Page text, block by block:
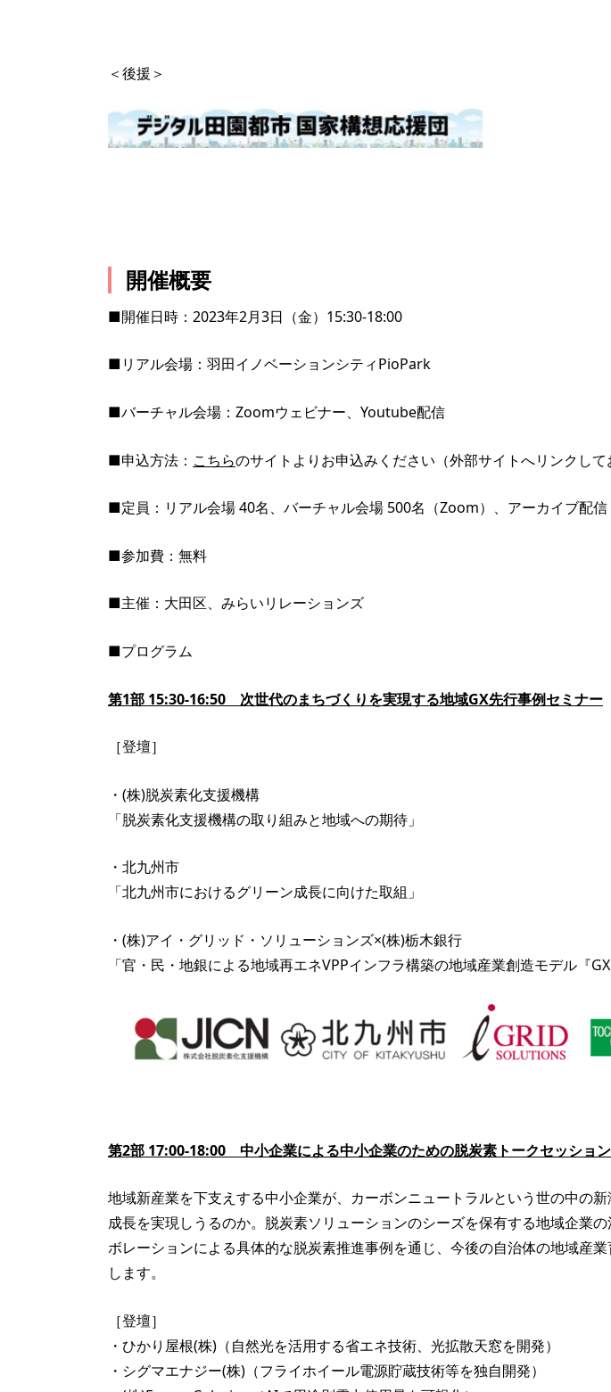
＜後援＞
開催概要
■開催日時：2023年2月3日（金）15:30-18:00
■リアル会場：羽田イノベーションシティPioPark
■バーチャル会場：Zoomウェビナー、Youtube配信
■申込方法： こちらのサイトよりお申込みください（外部サイトへリンクして
■定員：リアル会場 40名、バーチャル会場 500名（Zoom）、アーカイブ配信
■参加費：無料
■主催：大田区、みらいリレーションズ
■プログラム
第1部 15:30-16:50 次世代のまちづくりを実現する地域GX先行事例セミナー
［登壇］
・(株)脱炭素化支援機構
「脱炭素化支援機構の取り組みと地域への期待」
・北九州市
「北九州市におけるグリーン成長に向けた取組」
・(株)アイ・グリッド・ソリューションズ×(株)栃木銀行
「官・民・地銀による地域再エネVPPインフラ構築の地域産業創造モデル『GX
第2部 17:00-18:00 中小企業による中小企業のための脱炭素トークセッション
地域新産業を下支えする中小企業が、カーボンニュートラルという世の中の
成長を実現しうるのか。脱炭素ソリューションのシーズを保有する地域企業
ボレーションによる具体的な脱炭素推進事例を通じ、今後の自治体の地域産
します。
［登壇］
・ひかり屋根(株)（自然光を活用する省エネ技術、光拡散天窓を開発）
・シグマエナジー(株)（フライホイール電源貯蔵技術等を独自開発）